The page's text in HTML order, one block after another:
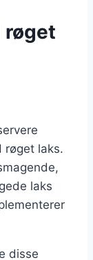
røget
røget laks.
laks
disse